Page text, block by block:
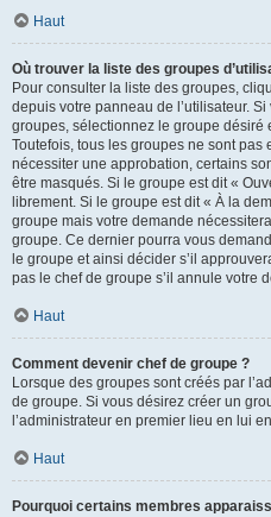
Haut
Où trouver la liste des groupes
Pour consulter la liste des groupes,
depuis votre panneau de l’utilisateur.
groupes, sélectionnez le groupe désiré
Toutefois, tous les groupes ne sont
nécessiter une approbation, certains
être masqués. Si le groupe est dit «
librement. Si le groupe est dit « À la
groupe mais votre demande
groupe. Ce dernier pourra vous
le groupe et ainsi décider s’il
pas le chef de groupe s’il annule votre
Haut
Comment devenir chef de groupe ?
Lorsque des groupes sont créés par
de groupe. Si vous désirez créer un
l’administrateur en premier lieu en lui
Haut
Pourquoi certains membres